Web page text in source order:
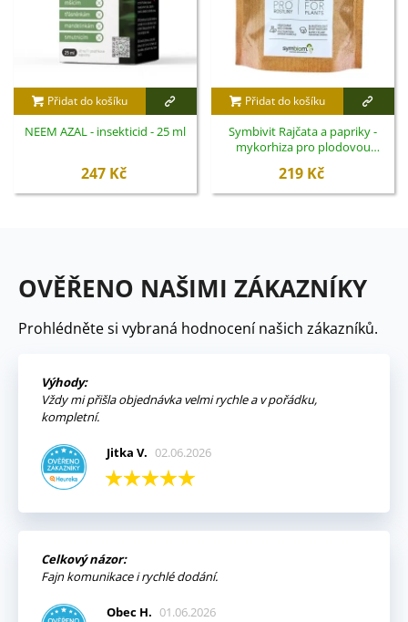
Přidat do košíku
NEEM AZAL - insekticid - 25 ml
247 Kč
Přidat do košíku
Symbivit Rajčata a papriky -
mykorhiza pro plodovou
219 Kč
OVĚŘENO NAŠIMI ZÁKAZNÍKY
Prohlédněte si vybraná hodnocení našich zákazníků.
Výhody:
Vždy mi přišla objednávka velmi rychle a v pořádku,
kompletní.
Jitka V. 02.06.2026
Celkový názor:
Fajn komunikace i rychlé dodání.
Obec H. 01.06.2026